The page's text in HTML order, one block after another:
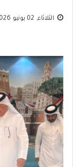
الثلاثاء, 02 يونيو 2026 - 06:06 م